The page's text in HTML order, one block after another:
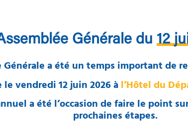
Générale du12
Générale a été un temps important de
le vendredi 12 juin 2026 àl’Hôtel du
a été l’occasion de faire le point
prochaines étapes.